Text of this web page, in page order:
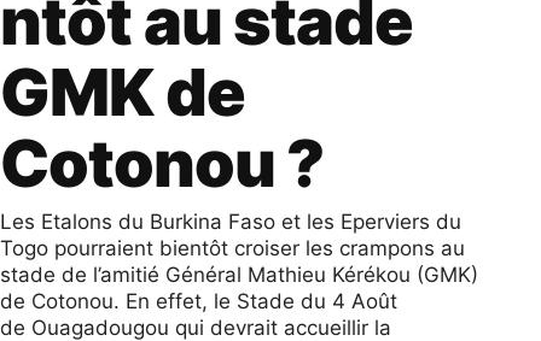
ntôt au stade
GMK de
Cotonou ?
Les Etalons du Burkina Faso et les Eperviers du
Togo pourraient bientôt croiser les crampons au
stade de l’amitié Général Mathieu Kérékou (GMK)
de Cotonou. En effet, le Stade du 4 Août
de Ouagadougou qui devrait accueillir la